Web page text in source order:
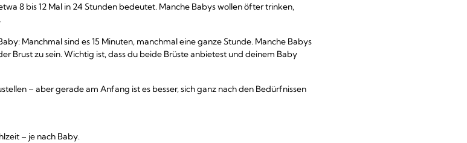
8 bis 12 Mal in 24 Stunden bedeutet. Manche Babys wollen öfter trinken,
Manchmal sind es 15 Minuten, manchmal eine ganze Stunde. Manche Babys
Brust zu sein. Wichtig ist, dass du beide Brüste anbietest und deinem Baby
– aber gerade am Anfang ist es besser, sich ganz nach den Bedürfnissen
– je nach Baby.